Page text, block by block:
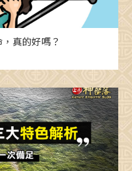
真的好嗎？